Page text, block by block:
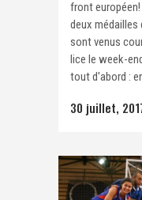
front
deux médailles
sont venus
lice le week-
tout d'abord :
30 juillet,